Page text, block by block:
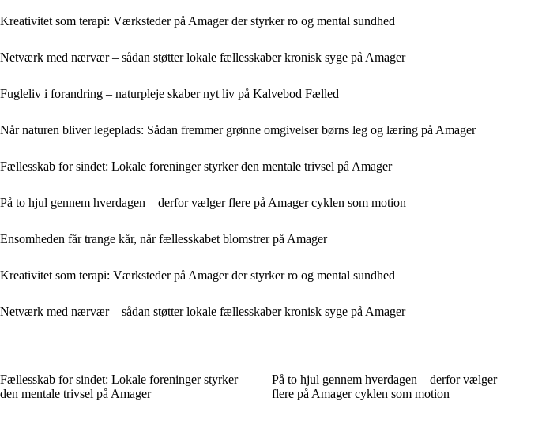
Kreativitet som terapi: Værksteder på Amager der styrker ro og mental sundhed
Netværk med nærvær – sådan støtter lokale fællesskaber kronisk syge på Amager
Fugleliv i forandring – naturpleje skaber nyt liv på Kalvebod Fælled
Når naturen bliver legeplads: Sådan fremmer grønne omgivelser børns leg og læring på Amager
Fællesskab for sindet: Lokale foreninger styrker den mentale trivsel på Amager
På to hjul gennem hverdagen – derfor vælger flere på Amager cyklen som motion
Ensomheden får trange kår, når fællesskabet blomstrer på Amager
Kreativitet som terapi: Værksteder på Amager der styrker ro og mental sundhed
Netværk med nærvær – sådan støtter lokale fællesskaber kronisk syge på Amager
Fællesskab for sindet: Lokale foreninger styrker
den mentale trivsel på Amager
På to hjul gennem hverdagen – derfor vælger
flere på Amager cyklen som motion